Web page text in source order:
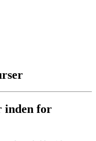
inden for